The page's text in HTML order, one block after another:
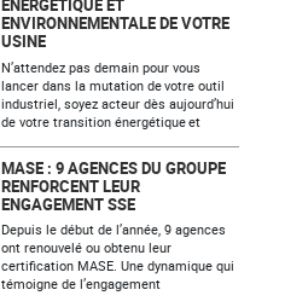
ÉNERGÉTIQUE ET
ENVIRONNEMENTALE DE VOTRE
USINE
N’attendez pas demain pour vous
lancer dans la mutation de votre outil
industriel, soyez acteur dès aujourd’hui
de votre transition énergétique et
MASE : 9 AGENCES DU GROUPE
RENFORCENT LEUR
ENGAGEMENT SSE
Depuis le début de l’année, 9 agences
ont renouvelé ou obtenu leur
certification MASE. Une dynamique qui
témoigne de l’engagement